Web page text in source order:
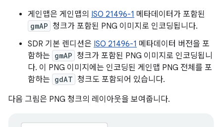
게인맵은 게인맵의 ISO 21496-1 메타데이터가 포함된
gmAP 청크가 포함된 PNG 이미지로 인코딩됩니다.
SDR 기본 렌디션은 ISO 21496-1 메타데이터 버전을 포
함하는 gmAP 청크가 포함된 PNG 이미지로 인코딩됩니
다. 이 PNG 이미지에는 인코딩된 게인맵 PNG 전체를 포
함하는 gdAT 청크도 포함되어 있습니다.
다음 그림은 PNG 청크의 레이아웃을 보여줍니다.